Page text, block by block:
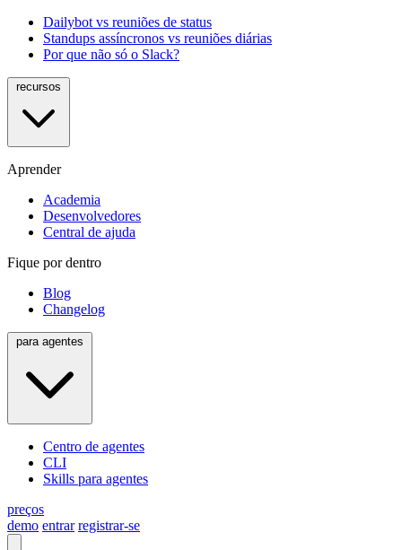
Dailybot vs reuniões de status
Standups assíncronos vs reuniões diárias
Por que não só o Slack?
Aprender
Academia
Desenvolvedores
Central de ajuda
Fique por dentro
Blog
Changelog
Centro de agentes
CLI
Skills para agentes
preços
demo entrar registrar-se